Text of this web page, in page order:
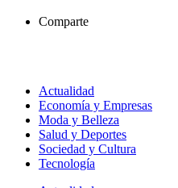
Comparte
Actualidad
Economía y Empresas
Moda y Belleza
Salud y Deportes
Sociedad y Cultura
Tecnología